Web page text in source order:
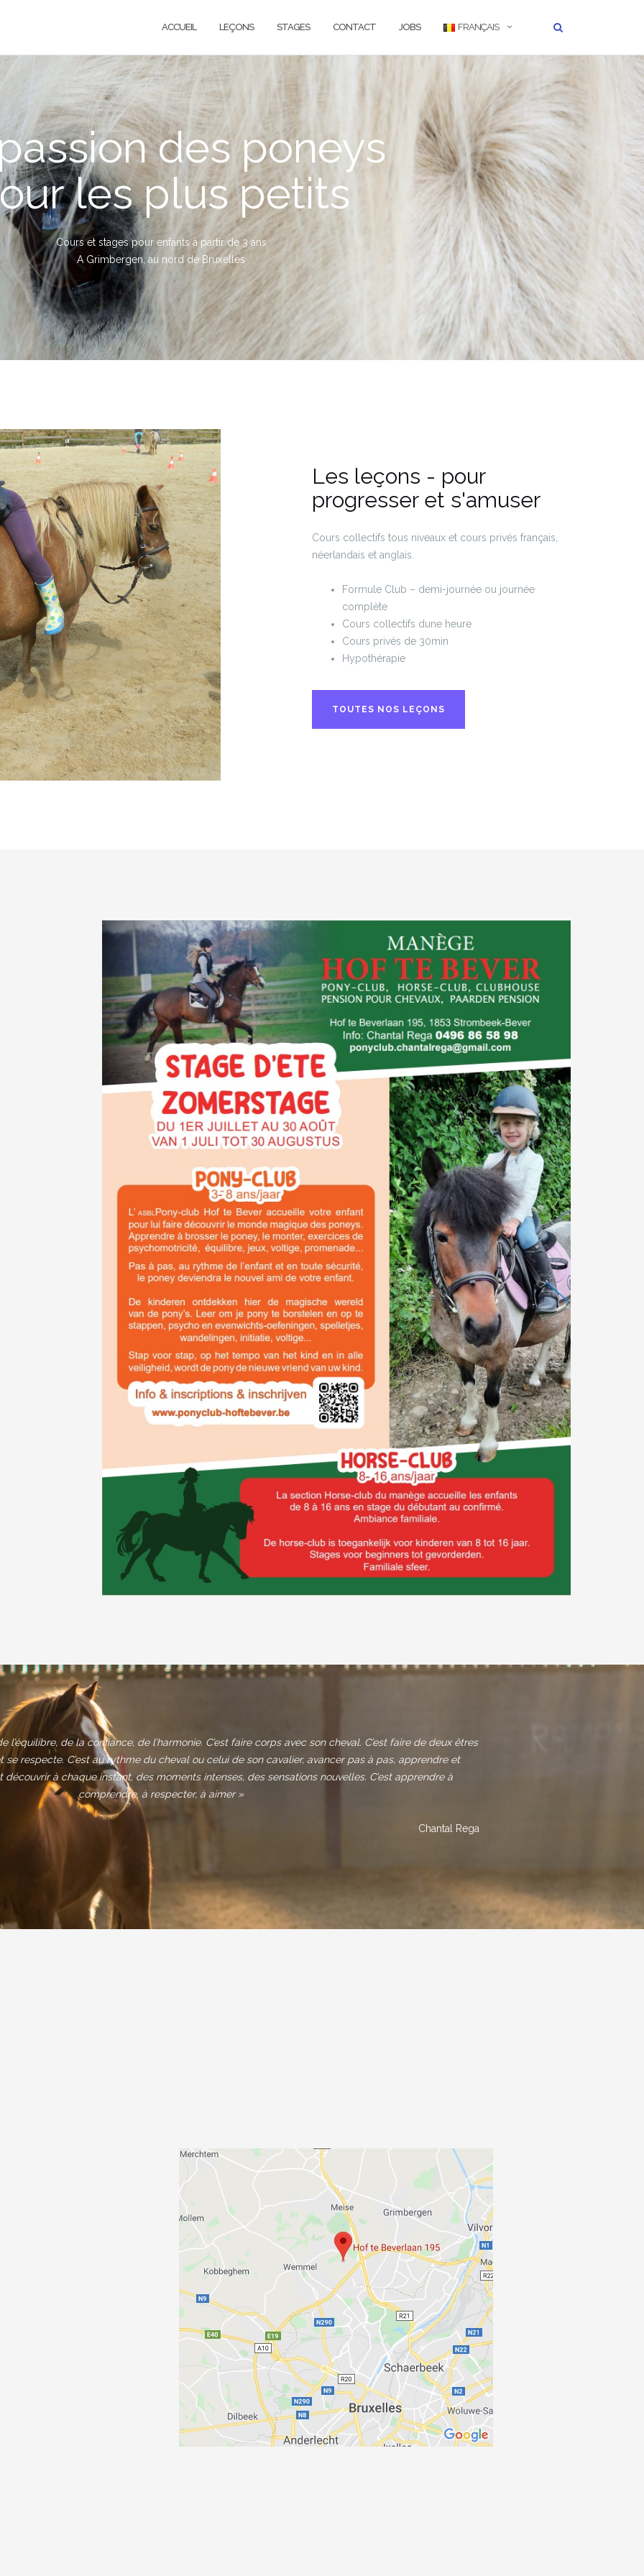
ACCUEIL LEÇONS STAGES CONTACT JOBS FRANÇAIS
des poneys
les plus petits
Cours et stages pour enfants à partir de 3 ans
A Grimbergen, au nord de Bruxelles
Les leçons - pour
progresser et s'amuser
Cours collectifs tous niveaux et cours privés français,
néerlandais et anglais.
Formule Club – demi-journée ou journée
complète
Cours collectifs dune heure
Cours privés de 30min
Hypothérapie
TOUTES NOS LEÇONS
l’équilibre, de la confiance, de l’harmonie. C’est faire corps avec son cheval. C’est faire de deux êtres
respecte. C’est au rythme du cheval ou celui de son cavalier, avancer pas à pas, apprendre et
découvrir à chaque instant, des moments intenses, des sensations nouvelles. C’est apprendre à
comprendre, à respecter, à aimer »
Chantal Rega